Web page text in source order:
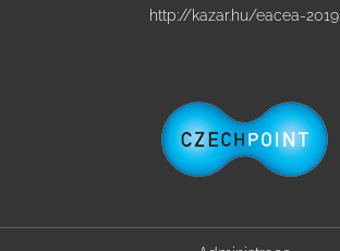
http://kazar.hu/eacea-2019